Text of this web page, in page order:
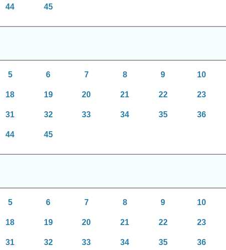
44 45
5 6 7 8 9 10
18 19 20 21 22 23
31 32 33 34 35 36
44 45
5 6 7 8 9 10
18 19 20 21 22 23
31 32 33 34 35 36